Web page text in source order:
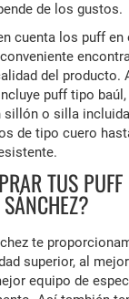
de los gustos.
cuenta los puff en
del producto.
puff tipo
sillón o silla
de tipo cuero
TUS
te
superior, al
equipo de